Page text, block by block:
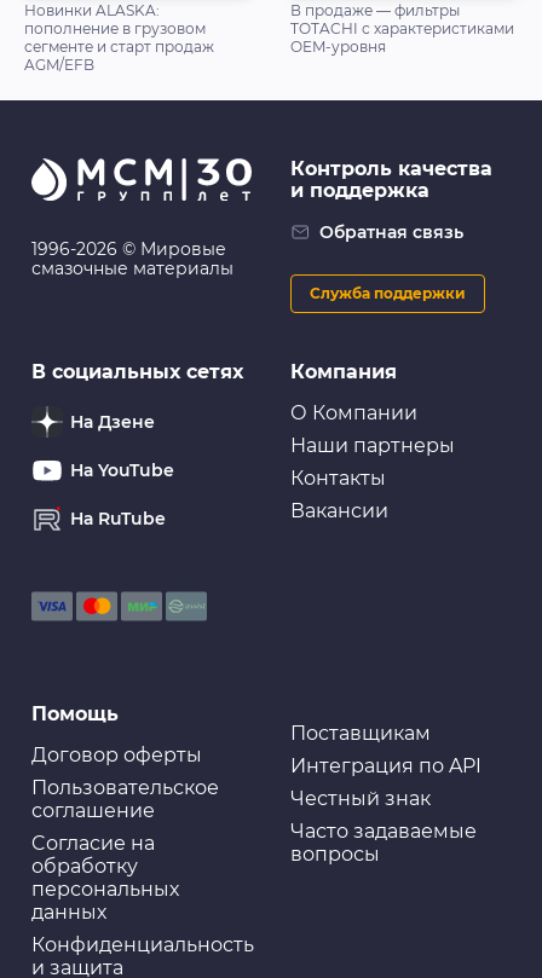
Новинки ALASKA:
пополнение в грузовом
сегменте и старт продаж
AGM/EFB
В продаже — фильтры
TOTACHI с характеристиками
OEM-уровня
1996-2026 © Мировые
смазочные материалы
Компания
О Компании
Наши партнеры
Контакты
Вакансии
Помощь
Договор оферты
Пользовательское
соглашение
Cогласие на
обработку
персональных
данных
Конфиденциальность
и защита
Поставщикам
Интеграция по API
Честный знак
Часто задаваемые
вопросы
Контроль качества
и поддержка
Обратная связь
Служба поддержки
В социальных сетях
На Дзене
На YouTube
На RuTube